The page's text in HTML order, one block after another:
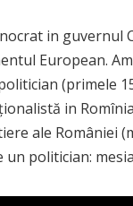
in guvernul
European.
(primele
in
ale României
politician: